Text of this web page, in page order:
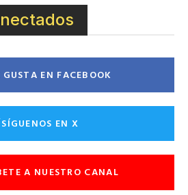
GUSTA EN FACEBOOK
SÍGUENOS EN X
A NUESTRO CANAL